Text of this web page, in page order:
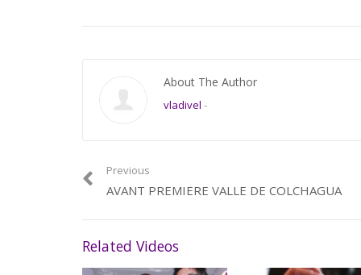
About The Author
vladivel -
Previous
AVANT PREMIERE VALLE DE COLCHAGUA
Related Videos